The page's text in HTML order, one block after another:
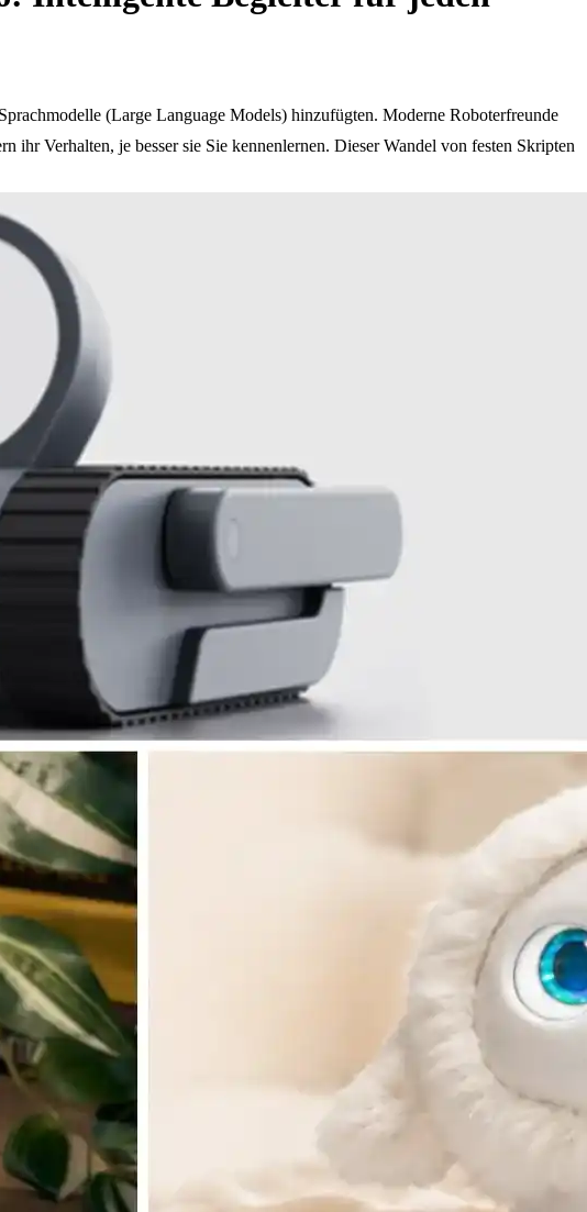
(Large Language Models) hinzufügten. Moderne Roboterfreunde
ihr Verhalten, je besser sie Sie kennenlernen. Dieser Wandel von festen Skripten